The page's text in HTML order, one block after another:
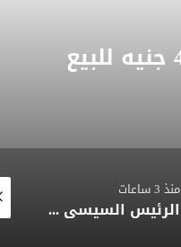
أسعار العملات الأجنبية اليوم.. الدولار عند 49.85 جنيه للبيع
منذ 3 ساعات
الرئيس السيسي وملك البحرين يبحثان تعزيز الشراكة الاستراتيجية وتنسيق المواقف العربية تجاه تطورات المنطقة